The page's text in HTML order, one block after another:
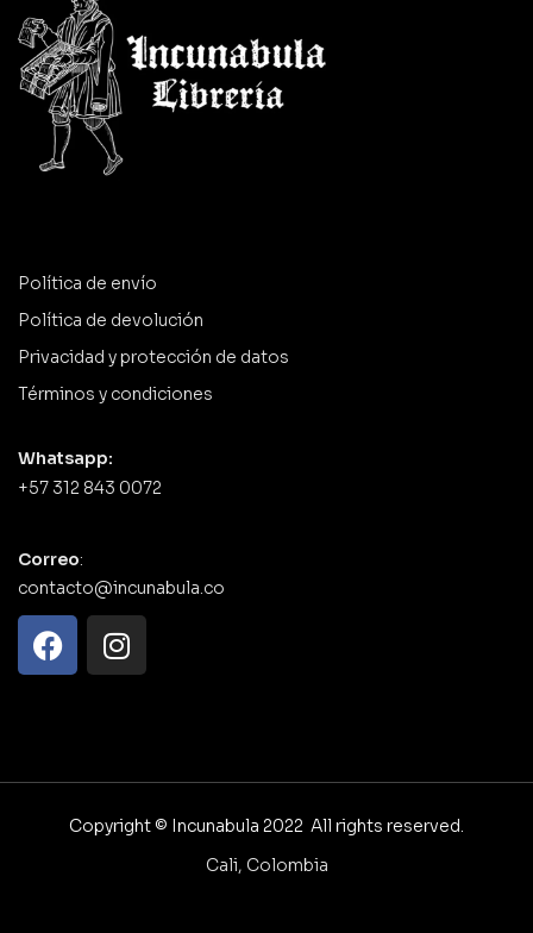
Política de envío
Política de devolución
Privacidad y protección de datos
Términos y condiciones
Whatsapp:
+57 312 843 0072
Correo:
contacto@incunabula.co
Copyright © Incunabula 2022 All rights reserved.
Cali, Colombia